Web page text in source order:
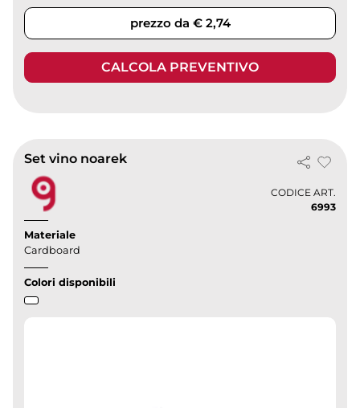
prezzo da € 2,74
CALCOLA PREVENTIVO
Set vino noarek
CODICE ART.
6993
Materiale
Cardboard
Colori disponibili